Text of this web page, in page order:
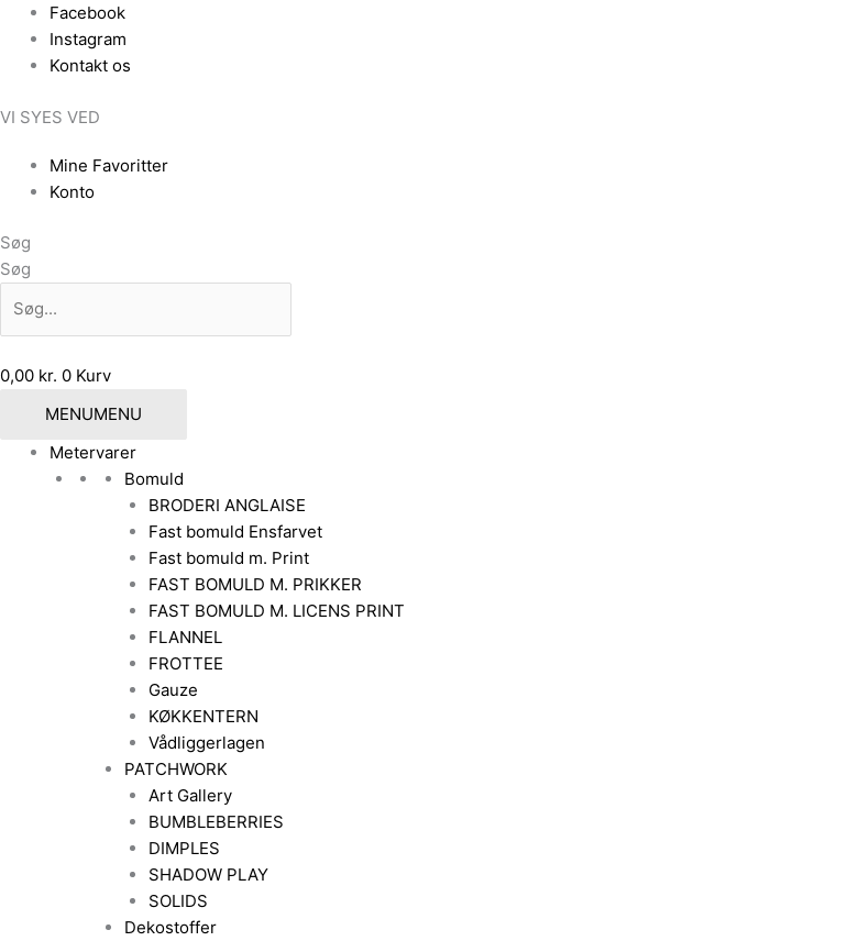
indholdet
Facebook
Instagram
Kontakt os
VI SYES VED
Mine Favoritter
Konto
Søg
Søg
0,00 kr. 0 Kurv
MENUMENU
Metervarer
Bomuld
BRODERI ANGLAISE
Fast bomuld Ensfarvet
Fast bomuld m. Print
FAST BOMULD M. PRIKKER
FAST BOMULD M. LICENS PRINT
FLANNEL
FROTTEE
Gauze
KØKKENTERN
Vådliggerlagen
PATCHWORK
Art Gallery
BUMBLEBERRIES
DIMPLES
SHADOW PLAY
SOLIDS
Dekostoffer